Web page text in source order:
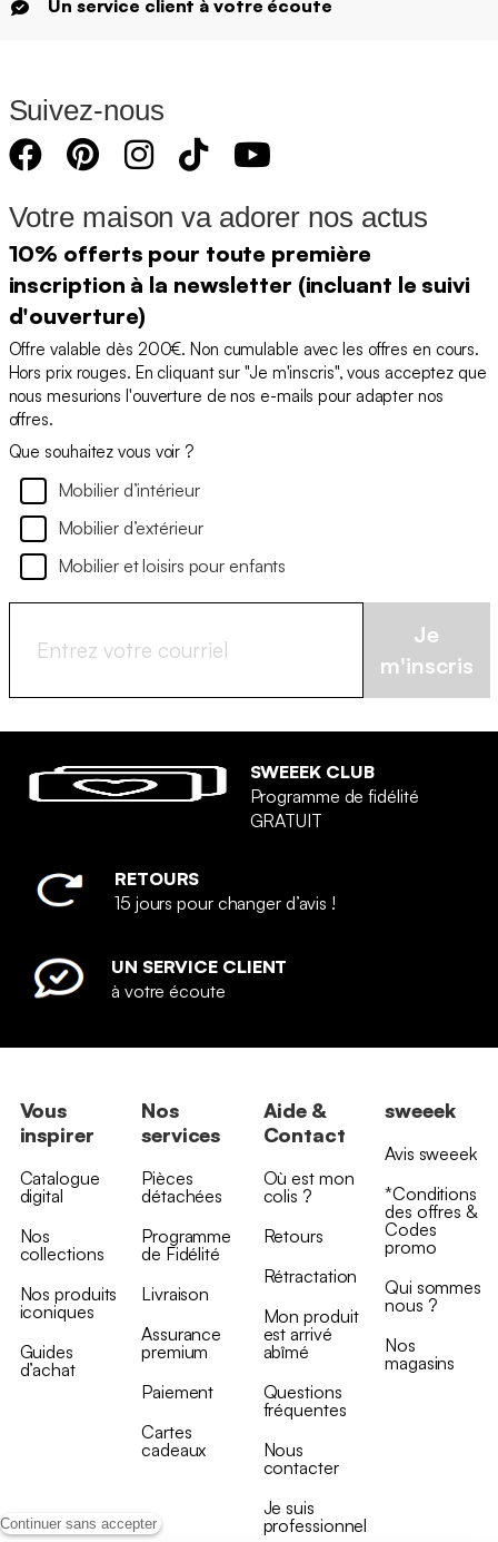
Continuer sans accepter
Un service client à votre écoute
Suivez-nous
Votre maison va adorer nos actus
10% offerts pour toute première
inscription à la newsletter (incluant le suivi
d'ouverture)
Offre valable dès 200€. Non cumulable avec les offres en cours.
Hors prix rouges. En cliquant sur "Je m'inscris", vous acceptez que
nous mesurions l'ouverture de nos e-mails pour adapter nos
offres.
Que souhaitez vous voir ?
Mobilier d’intérieur
Mobilier d’extérieur
Mobilier et loisirs pour enfants
Je
m'inscris
SWEEEK CLUB
Programme de fidélité
GRATUIT
RETOURS
15 jours pour changer d’avis !
UN SERVICE CLIENT
à votre écoute
Vous
inspirer
Catalogue
digital
Nos
collections
Nos produits
iconiques
Guides
d’achat
Nos
services
Pièces
détachées
Programme
de Fidélité
Livraison
Assurance
premium
Paiement
Cartes
cadeaux
Aide &
Contact
Où est mon
colis ?
Retours
Rétractation
Mon produit
est arrivé
abîmé
Questions
fréquentes
Nous
contacter
Je suis
professionnel
sweeek
Avis sweeek
*Conditions
des offres &
Codes
promo
Qui sommes
nous ?
Nos
magasins